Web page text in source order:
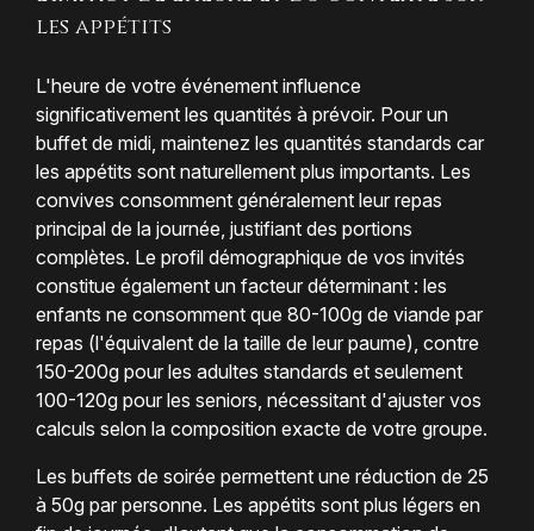
les appétits
L'heure de votre événement influence
significativement les quantités à prévoir. Pour un
buffet de midi, maintenez les quantités standards car
les appétits sont naturellement plus importants. Les
convives consomment généralement leur repas
principal de la journée, justifiant des portions
complètes. Le profil démographique de vos invités
constitue également un facteur déterminant : les
enfants ne consomment que 80-100g de viande par
repas (l'équivalent de la taille de leur paume), contre
150-200g pour les adultes standards et seulement
100-120g pour les seniors, nécessitant d'ajuster vos
calculs selon la composition exacte de votre groupe.
Les buffets de soirée permettent une réduction de 25
à 50g par personne. Les appétits sont plus légers en